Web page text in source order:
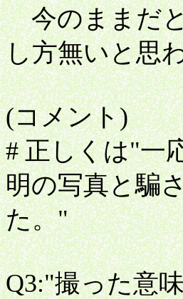
今のままだと
し方無いと思
(コメント)
# 正しくは"一
明の写真と騙
た。"
Q3:"撮った意